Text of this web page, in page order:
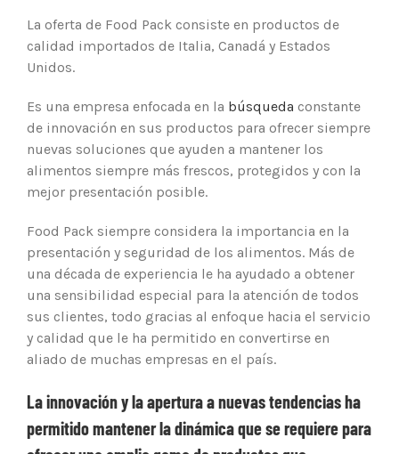
La oferta de Food Pack consiste en productos de
calidad importados de Italia, Canadá y Estados
Unidos.
Es una empresa enfocada en la búsqueda constante
de innovación en sus productos para ofrecer siempre
nuevas soluciones que ayuden a mantener los
alimentos siempre más frescos, protegidos y con la
mejor presentación posible.
Food Pack siempre considera la importancia en la
presentación y seguridad de los alimentos. Más de
una década de experiencia le ha ayudado a obtener
una sensibilidad especial para la atención de todos
sus clientes, todo gracias al enfoque hacia el servicio
y calidad que le ha permitido en convertirse en
aliado de muchas empresas en el país.
Lainnovacióny la apertura a nuevas tendencias ha
permitido mantener la dinámica que se requiere para